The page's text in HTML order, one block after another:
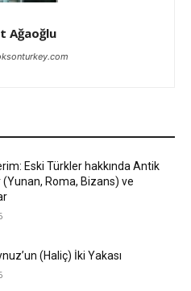
Ağaoğlu
Eski Türkler hakkında Antik
Roma, Bizans) ve
(Haliç) İki Yakası